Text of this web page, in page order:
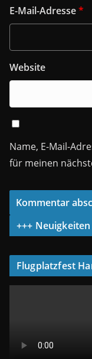
E-Mail-Adresse*
Website
Name, E-Mail-
für meinen
+++ Neuigkeiten
Flugplatzfest